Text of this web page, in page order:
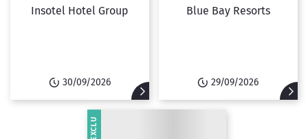
Insotel Hotel Group
30/09/2026
Blue Bay Resorts
29/09/2026
EXCLU